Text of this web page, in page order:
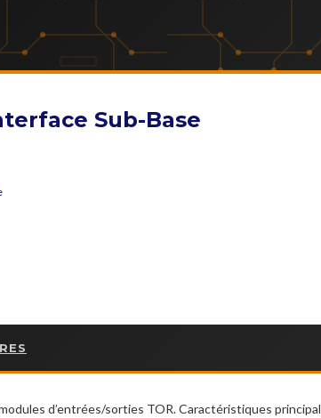
Sub-Base
d’entrées/sorties TOR. Caractéristiques